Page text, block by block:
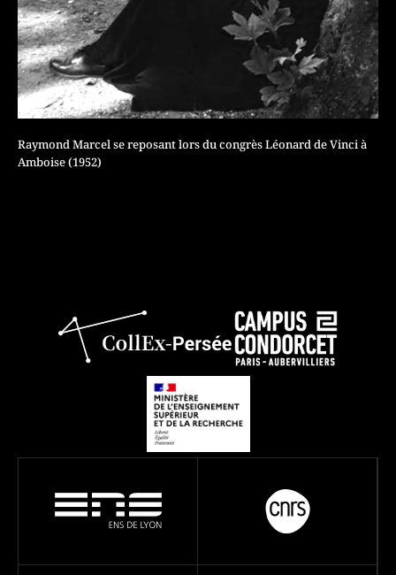
Raymond Marcel se reposant lors du congrès Léonard de Vinci à
Amboise (1952)